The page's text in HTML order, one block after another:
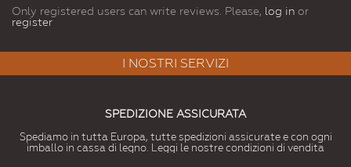
Only registered users can write reviews. Please, log in or
register
I NOSTRI SERVIZI
SPEDIZIONE ASSICURATA
Spediamo in tutta Europa, tutte spedizioni assicurate e con ogni
imballo in cassa di legno. Leggi le nostre condizioni di vendita